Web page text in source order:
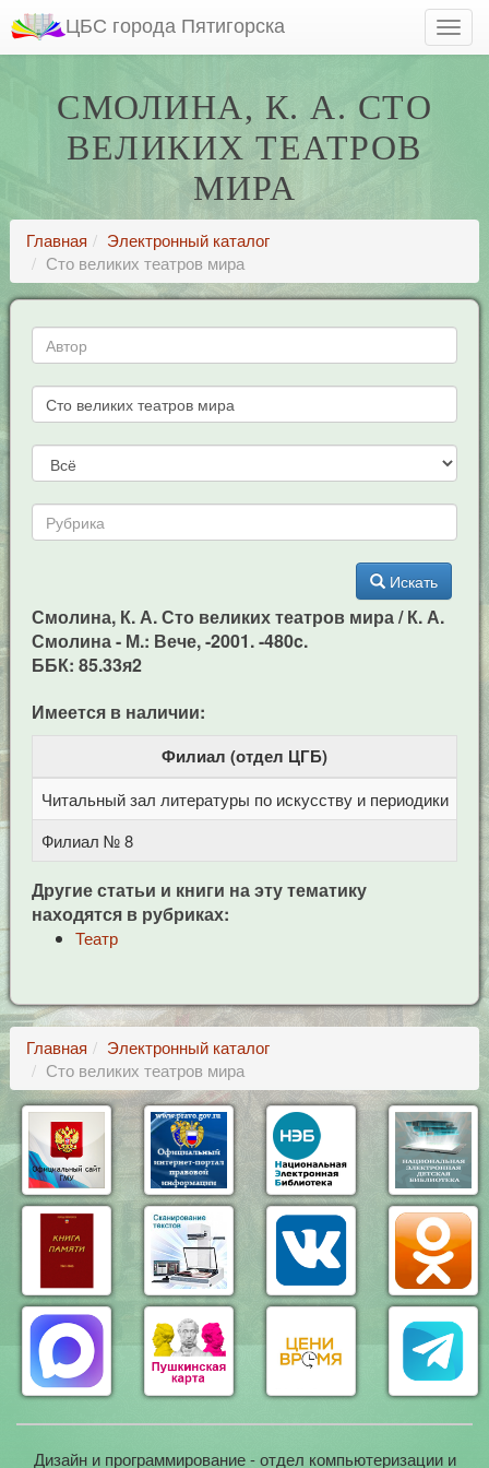
ЦБС города Пятигорска
СМОЛИНА, К. А. СТО
ВЕЛИКИХ ТЕАТРОВ
МИРА
Главная
Электронный каталог
Сто великих театров мира
Искать
Смолина, К. А. Сто великих театров мира / К. А.
Смолина - М.: Вече, -2001. -480c.
ББК: 85.33я2
Имеется в наличии:
Филиал (отдел ЦГБ)
Читальный зал литературы по искусству и периодики
Филиал № 8
Другие статьи и книги на эту тематику
находятся в рубриках:
Театр
Главная
Электронный каталог
Сто великих театров мира
Дизайн и программирование - отдел компьютеризации и